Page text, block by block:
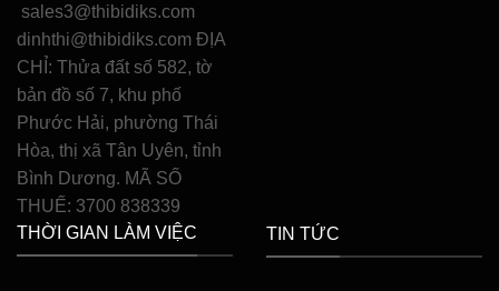
sales3@thibidiks.com
dinhthi@thibidiks.com ĐỊA
CHỈ: Thửa đất số 582, tờ
bản đồ số 7, khu phố
Phước Hải, phường Thái
Hòa, thị xã Tân Uyên, tỉnh
Bình Dương. MÃ SỐ
THUẾ: 3700 838339
THỜI GIAN LÀM VIỆC TIN TỨC